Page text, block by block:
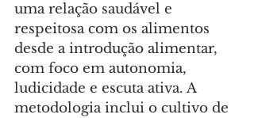
uma relação saudável e
respeitosa com os alimentos
desde a introdução alimentar,
com foco em autonomia,
ludicidade e escuta ativa. A
metodologia inclui o cultivo de